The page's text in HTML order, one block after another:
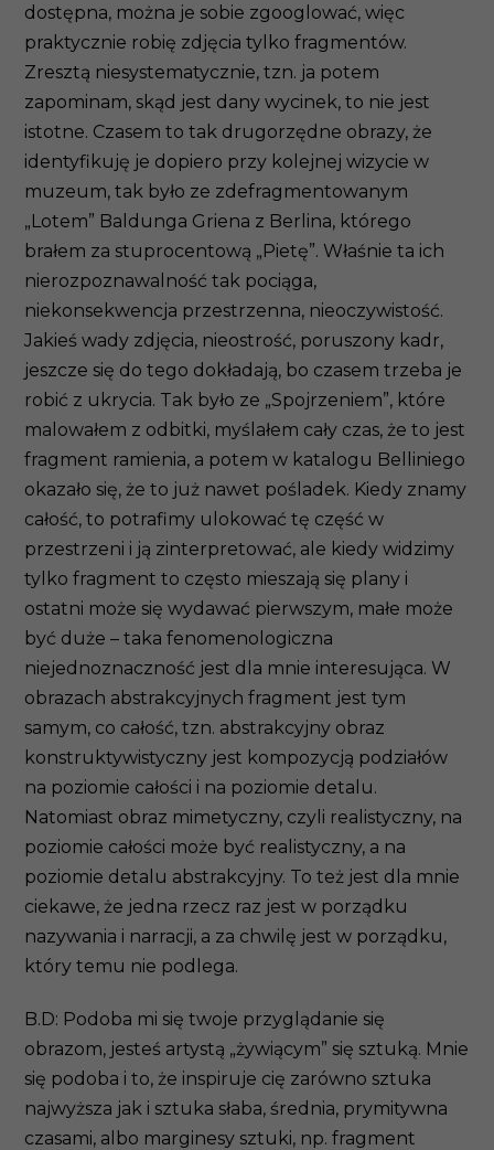
dostępna, można je sobie zgooglować, więc
praktycznie robię zdjęcia tylko fragmentów.
Zresztą niesystematycznie, tzn. ja potem
zapominam, skąd jest dany wycinek, to nie jest
istotne. Czasem to tak drugorzędne obrazy, że
identyfikuję je dopiero przy kolejnej wizycie w
muzeum, tak było ze zdefragmentowanym
„Lotem” Baldunga Griena z Berlina, którego
brałem za stuprocentową „Pietę”. Właśnie ta ich
nierozpoznawalność tak pociąga,
niekonsekwencja przestrzenna, nieoczywistość.
Jakieś wady zdjęcia, nieostrość, poruszony kadr,
jeszcze się do tego dokładają, bo czasem trzeba je
robić z ukrycia. Tak było ze „Spojrzeniem”, które
malowałem z odbitki, myślałem cały czas, że to jest
fragment ramienia, a potem w katalogu Belliniego
okazało się, że to już nawet pośladek. Kiedy znamy
całość, to potrafimy ulokować tę część w
przestrzeni i ją zinterpretować, ale kiedy widzimy
tylko fragment to często mieszają się plany i
ostatni może się wydawać pierwszym, małe może
być duże – taka fenomenologiczna
niejednoznaczność jest dla mnie interesująca. W
obrazach abstrakcyjnych fragment jest tym
samym, co całość, tzn. abstrakcyjny obraz
konstruktywistyczny jest kompozycją podziałów
na poziomie całości i na poziomie detalu.
Natomiast obraz mimetyczny, czyli realistyczny, na
poziomie całości może być realistyczny, a na
poziomie detalu abstrakcyjny. To też jest dla mnie
ciekawe, że jedna rzecz raz jest w porządku
nazywania i narracji, a za chwilę jest w porządku,
który temu nie podlega.
B.D: Podoba mi się twoje przyglądanie się
obrazom, jesteś artystą „żywiącym” się sztuką. Mnie
się podoba i to, że inspiruje cię zarówno sztuka
najwyższa jak i sztuka słaba, średnia, prymitywna
czasami, albo marginesy sztuki, np. fragment